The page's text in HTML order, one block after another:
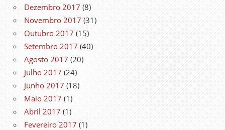
Dezembro 2017 (8)
Novembro 2017 (31)
Outubro 2017 (15)
Setembro 2017 (40)
Agosto 2017 (20)
Julho 2017 (24)
Junho 2017 (18)
Maio 2017 (1)
Abril 2017 (1)
Fevereiro 2017 (1)